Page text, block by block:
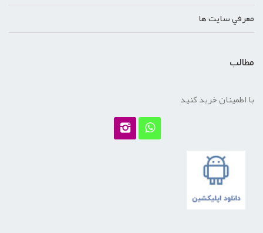
معرفي سايت ها
مطالب
با اطمینان خرید کنید